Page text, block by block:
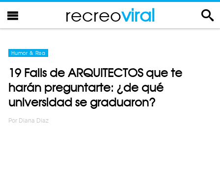
recreoviral
Humor & Risa
19 Fails de ARQUITECTOS que te
harán preguntarte: ¿de qué
universidad se graduaron?
Por Diana Diaz